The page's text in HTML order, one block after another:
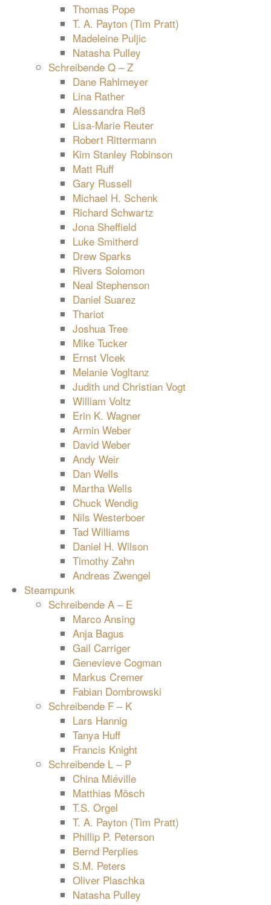
Thomas Pope
T. A. Payton (Tim Pratt)
Madeleine Puljic
Natasha Pulley
Schreibende Q – Z
Dane Rahlmeyer
Lina Rather
Alessandra Reß
Lisa-Marie Reuter
Robert Rittermann
Kim Stanley Robinson
Matt Ruff
Gary Russell
Michael H. Schenk
Richard Schwartz
Jona Sheffield
Luke Smitherd
Drew Sparks
Rivers Solomon
Neal Stephenson
Daniel Suarez
Thariot
Joshua Tree
Mike Tucker
Ernst Vlcek
Melanie Vogltanz
Judith und Christian Vogt
William Voltz
Erin K. Wagner
Armin Weber
David Weber
Andy Weir
Dan Wells
Martha Wells
Chuck Wendig
Nils Westerboer
Tad Williams
Daniel H. Wilson
Timothy Zahn
Andreas Zwengel
Steampunk
Schreibende A – E
Marco Ansing
Anja Bagus
Gail Carriger
Genevieve Cogman
Markus Cremer
Fabian Dombrowski
Schreibende F – K
Lars Hannig
Tanya Huff
Francis Knight
Schreibende L – P
China Miéville
Matthias Mösch
T.S. Orgel
T. A. Payton (Tim Pratt)
Phillip P. Peterson
Bernd Perplies
S.M. Peters
Oliver Plaschka
Natasha Pulley